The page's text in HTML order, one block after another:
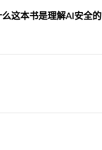
这本书是理解AI安全的